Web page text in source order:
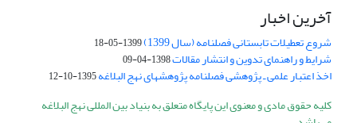
آخرین اخبار
شروع تعطیلات تابستانی فصلنامه (سال 1399) 1399-05-18
شرایط و راهنمای تدوین و انتشار مقالات1398-04-09
اخذ اعتبار علمی ـ پژوهشی فصلنامه پژوهشهای نهج البلاغه1395-10-12
کلیه حقوق مادی و معنوی این پایگاه متعلق به بنیاد بین المللی نهج البلاغه